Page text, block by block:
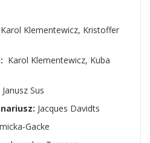
Klementewicz, Kristoffer
Karol Klementewicz, Kuba
Sus
Jacques Davidts
Gacke